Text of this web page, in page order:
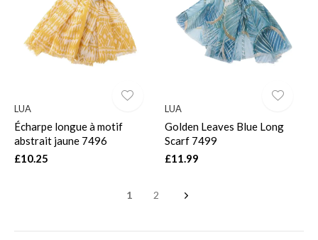
LUA
Écharpe longue à motif
abstrait jaune 7496
£10.25
LUA
Golden Leaves Blue Long
Scarf 7499
£11.99
1 2